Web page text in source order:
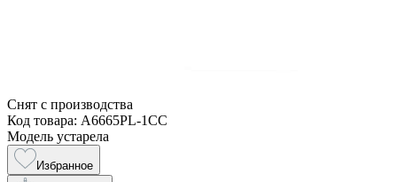
Снят с производства
Код товара: A6665PL-1CC
Модель устарела
Избранное